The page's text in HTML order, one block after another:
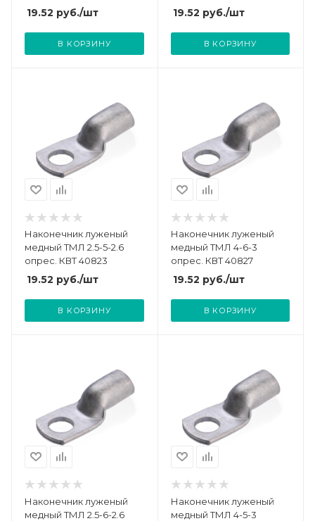
19.52 руб./шт
В КОРЗИНУ
19.52 руб./шт
В КОРЗИНУ
Наконечник луженый
медный ТМЛ 2.5-5-2.6
опрес. КВТ 40823
19.52 руб./шт
В КОРЗИНУ
Наконечник луженый
медный ТМЛ 4-6-3
опрес. КВТ 40827
19.52 руб./шт
В КОРЗИНУ
Наконечник луженый
медный ТМЛ 2.5-6-2.6
Наконечник луженый
медный ТМЛ 4-5-3